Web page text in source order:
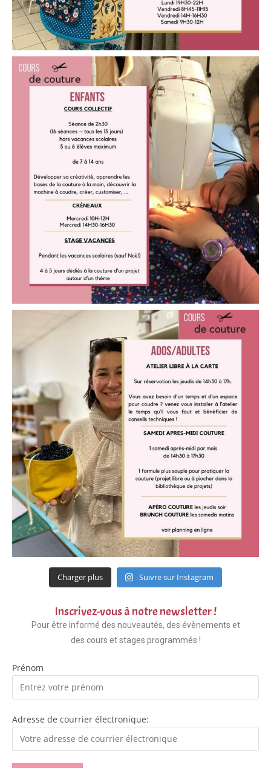
Charger plus Suivre sur Instagram
Inscrivez-vous à notre newsletter !
Pour être informé des nouveautés, des évènements et
des cours et stages programmés !
Prénom
Adresse de courrier électronique: